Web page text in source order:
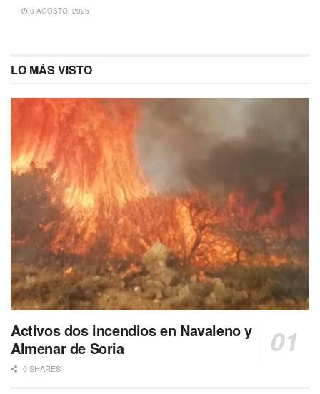
8 AGOSTO, 2026
LO MÁS VISTO
Activos dos incendios en Navaleno y
Almenar de Soria
0 SHARES